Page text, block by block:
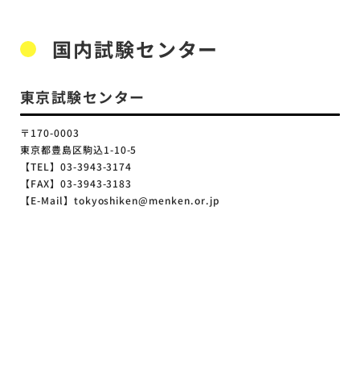
国内試験センター
東京試験センター
〒170-0003
東京都豊島区駒込1-10-5
【TEL】03-3943-3174
【FAX】03-3943-3183
【E-Mail】tokyoshiken@menken.or.jp